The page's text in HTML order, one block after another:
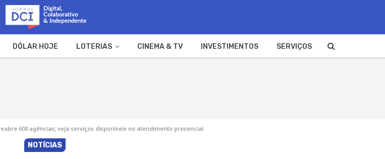
DÓLAR HOJE LOTERIAS CINEMA & TV INVESTIMENTOS SERVIÇOS
600 agências; veja serviços disponíveis no atendimento presencial
NOTÍCIAS